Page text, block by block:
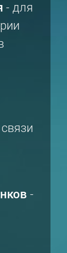
- для
-